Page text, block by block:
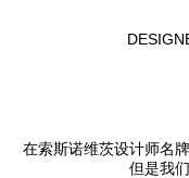
在索斯诺维茨设计师名
但是我